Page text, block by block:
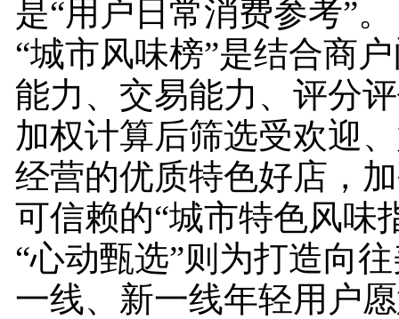
是“用户日常消费参考”。
“城市风味榜”是结合商
能力、交易能力、评分
加权计算后筛选受欢迎
经营的优质特色好店，
可信赖的“城市特色风味
“心动甄选”则为打造向
一线、新一线年轻用户